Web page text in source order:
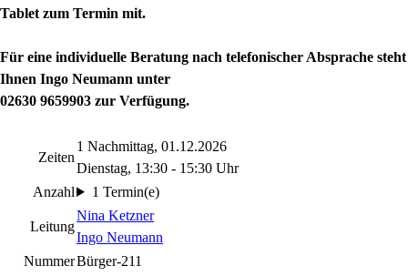
Tablet zum Termin mit.
Für eine individuelle Beratung nach telefonischer Absprache steht
Ihnen Ingo Neumann unter
02630 9659903 zur Verfügung.
Zeiten
1 Nachmittag, 01.12.2026
Dienstag, 13:30 - 15:30 Uhr
Anzahl
1 Termin(e)
Leitung
Nina Ketzner
Ingo Neumann
NummerBürger-211